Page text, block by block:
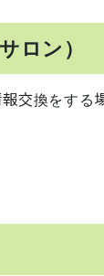
ロン）
交換をする